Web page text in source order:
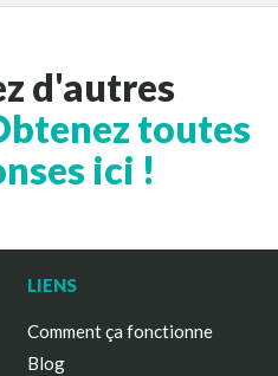
d'autres
toutes
ici !
LIENS
Comment ça fonctionne
Blog